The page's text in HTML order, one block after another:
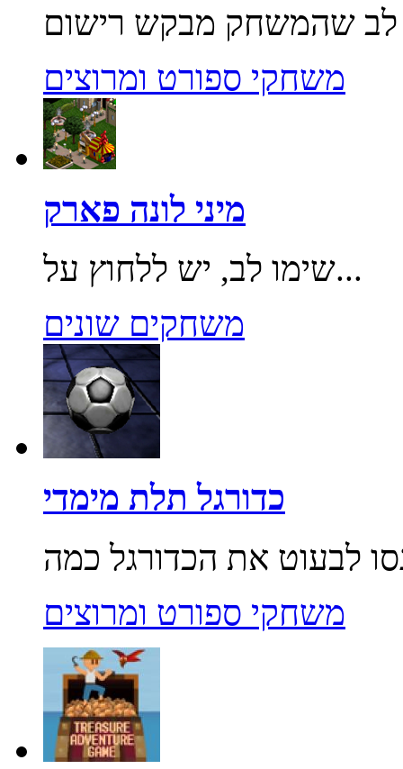
משחקי ספורט ומרוצים
מיני לונה פארק
שימו לב, יש ללחוץ על...
משחקים שונים
כדורגל תלת מימדי
משחקי ספורט ומרוצים